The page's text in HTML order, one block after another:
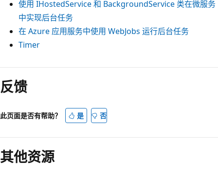
使用 IHostedService 和 BackgroundService 类在微服务
中实现后台任务
在 Azure 应用服务中使用 WebJobs 运行后台任务
Timer
反馈
此页面是否有帮助？ 是 否
其他资源